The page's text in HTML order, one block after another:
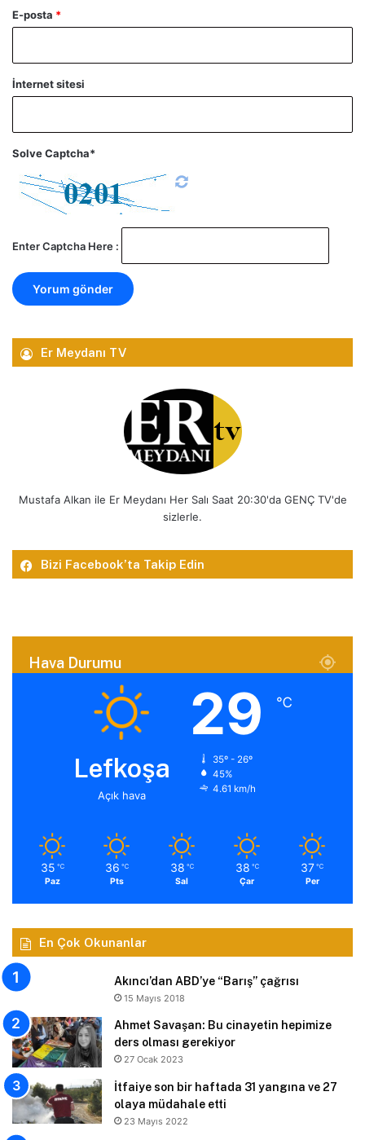
E-posta *
İnternet sitesi
Solve Captcha*
Enter Captcha Here :
Er Meydanı TV
Mustafa Alkan ile Er Meydanı Her Salı Saat 20:30'da GENÇ TV'de
sizlerle.
Bizi Facebook’ta Takip Edin
Hava Durumu
Lefkoşa
Açık hava
29 ℃
35º - 26º
45%
4.61 km/h
35 ℃
Paz
36 ℃
Pts
38 ℃
Sal
38 ℃
Çar
37 ℃
Per
En Çok Okunanlar
Akıncı’dan ABD’ye “Barış” çağrısı
15 Mayıs 2018
Ahmet Savaşan: Bu cinayetin hepimize
ders olması gerekiyor
27 Ocak 2023
İtfaiye son bir haftada 31 yangına ve 27
olaya müdahale etti
23 Mayıs 2022